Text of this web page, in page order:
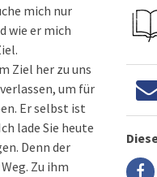
mich nur
wie er mich
Ziel her zu uns
um für
Er selbst ist
lade Sie heute
Denn der
Zu ihm